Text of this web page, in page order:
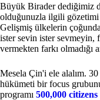
Büyük Birader dediğimiz
olduğunuzla ilgili
Gelişmiş ülkelerin
ister sevin ister sevmeyin,
vermekten farkı olmadığı
Mesela Çin'i ele alalım.
hükümeti bir focus
programı 500,000 citizens